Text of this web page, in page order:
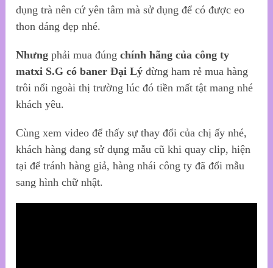
dụng trà nên cứ yên tâm mà sử dụng để có được eo
thon dáng đẹp nhé.
Nhưng phải mua đúngchính hãng của công ty
matxi S.G có baner Đại Lý đừng ham rẻ mua hàng
trôi nổi ngoài thị trường lúc đó tiền mất tật mang nhé
khách yêu.
Cùng xem video để thấy sự thay đổi của chị ấy nhé,
khách hàng đang sử dụng mẫu cũ khi quay clip, hiện
tại để tránh hàng giả, hàng nhái công ty đã đổi mẫu
sang hình chữ nhật.